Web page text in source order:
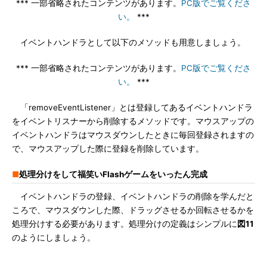
*** 一部省略されたコンテンツがあります。 PC版でご覧くださ
い。
***
イベントハンドラとして以下のメソッドも用意しましょう。
*** 一部省略されたコンテンツがあります。 PC版でご覧くださ
い。
***
「removeEventListener」とは登録してあるイベントハンドラ
をイベントリスナーから削除するメソッドです。マウスアップの
イベントハンドラはマウスダウンしたときに毎回登録されますの
で、マウスアップした際に登録を削除しています。
■処理分けをして福笑いFlashゲームをいったん完成
イベントハンドラの登録、イベントハンドラの削除を学んだと
ころで、マウスダウンした際、ドラッグさせるか回転させるかを
処理分けする必要があります。処理分けの定義はシンプルに 図11
のようにしましょう。